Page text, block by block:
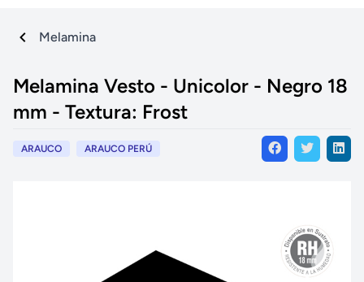
Melamina
Melamina Vesto - Unicolor - Negro 18
mm - Textura: Frost
ARAUCO ARAUCO PERÚ